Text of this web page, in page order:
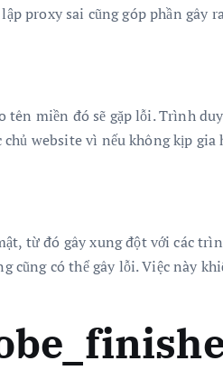
proxy sai cũng góp phần
tên miền đó sẽ gặp lỗi. Trình
website vì nếu không kịp
từ đó gây xung đột với các
có thể gây lỗi. Việc này